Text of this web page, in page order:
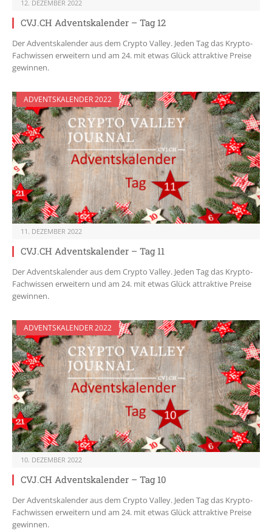
12. DEZEMBER 2022
CVJ.CH Adventskalender – Tag 12
Der Adventskalender aus dem Crypto Valley. Jeden Tag das Krypto-
Fachwissen erweitern und am 24. mit etwas Glück attraktive Preise
gewinnen.
ADVENTSKALENDER 2022
11. DEZEMBER 2022
CVJ.CH Adventskalender – Tag 11
Der Adventskalender aus dem Crypto Valley. Jeden Tag das Krypto-
Fachwissen erweitern und am 24. mit etwas Glück attraktive Preise
gewinnen.
ADVENTSKALENDER 2022
10. DEZEMBER 2022
CVJ.CH Adventskalender – Tag 10
Der Adventskalender aus dem Crypto Valley. Jeden Tag das Krypto-
Fachwissen erweitern und am 24. mit etwas Glück attraktive Preise
gewinnen.